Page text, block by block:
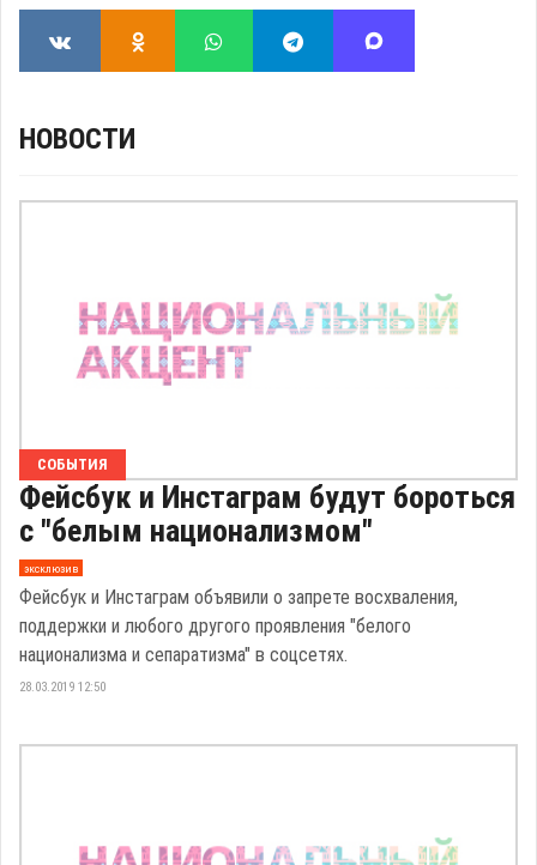
НОВОСТИ
СОБЫТИЯ
Фейсбук и Инстаграм будут бороться
с "белым национализмом"
эксклюзив
Фейсбук и Инстаграм объявили о запрете восхваления,
поддержки и любого другого проявления "белого
национализма и сепаратизма" в соцсетях.
28.03.2019 12:50